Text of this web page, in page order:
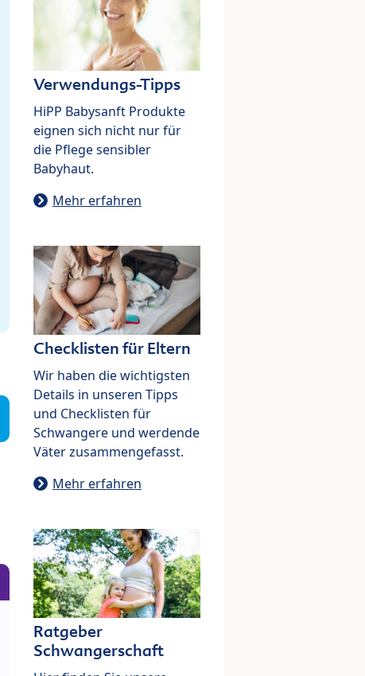
Verwendungs-Tipps
HiPP Babysanft Produkte
eignen sich nicht nur für
die Pflege sensibler
Babyhaut.
Mehr erfahren
Checklisten für Eltern
Wir haben die wichtigsten
Details in unseren Tipps
und Checklisten für
Schwangere und werdende
Väter zusammengefasst.
Mehr erfahren
Ratgeber
Schwangerschaft